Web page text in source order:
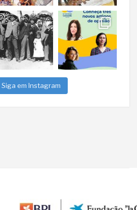
Siga em Instagram